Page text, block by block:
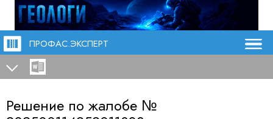
ПРОФАС.ЭКСПЕРТ
Решение по жалобе №